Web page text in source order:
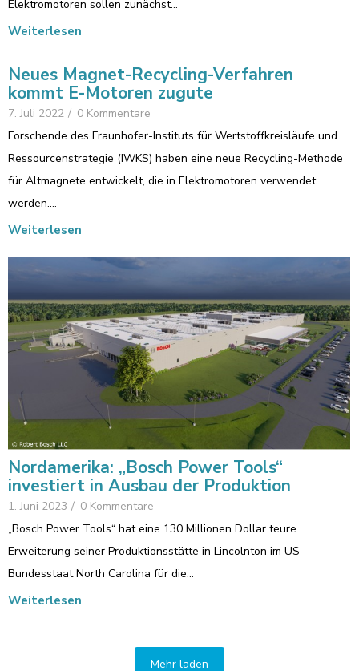
Elektromotoren sollen zunächst…
Weiterlesen
Neues Magnet-Recycling-Verfahren
kommt E-Motoren zugute
7. Juli 2022 / 0 Kommentare
Forschende des Fraunhofer-Instituts für Wertstoffkreisläufe und
Ressourcenstrategie (IWKS) haben eine neue Recycling-Methode
für Altmagnete entwickelt, die in Elektromotoren verwendet
werden.…
Weiterlesen
Nordamerika: „Bosch Power Tools“
investiert in Ausbau der Produktion
1. Juni 2023 / 0 Kommentare
„Bosch Power Tools“ hat eine 130 Millionen Dollar teure
Erweiterung seiner Produktionsstätte in Lincolnton im US-
Bundesstaat North Carolina für die…
Weiterlesen
Mehr laden